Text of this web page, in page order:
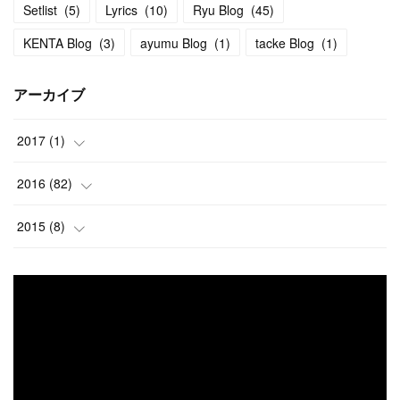
Setlist (5) Lyrics (10) Ryu Blog (45)
KENTA Blog (3) ayumu Blog (1) tacke Blog (1)
アーカイブ
2017 (1)
(1)
2016 (82)
(2
2015 (8)